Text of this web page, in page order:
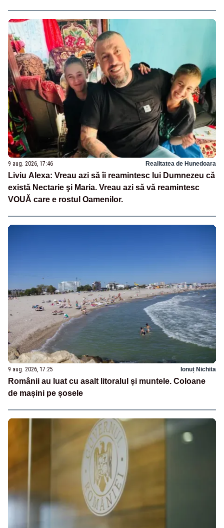
9 aug. 2026, 17:46 Realitatea de Hunedoara
Liviu Alexa: Vreau azi sǎ îi reamintesc lui Dumnezeu cǎ
existǎ Nectarie şi Maria. Vreau azi sǎ vǎ reamintesc
VOUǍ care e rostul Oamenilor.
9 aug. 2026, 17:25 Ionuț Nichita
Românii au luat cu asalt litoralul și muntele. Coloane
de mașini pe șosele